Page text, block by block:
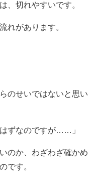
、切れやすいです。
れがあります。
のせいではないと思い
ずなのですが……」
のか、わざわざ確かめ
です。